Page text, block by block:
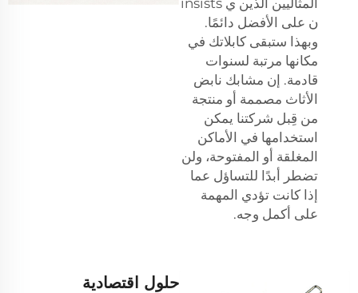
ن على الأفضل دائمًا.
وبهذا ستبقى كابلاتك في
مكانها مرتبة لسنوات
قادمة. إن مشابك نابض
الأثاث مصممة أو منتجة
من قِبل شركتنا يمكن
استخدامها في الأماكن
المغلقة أو المفتوحة، ولن
تضطر أبدًا للتساؤل عما
إذا كانت تؤدي المهمة
على أكمل وجه.
حلول اقتصادية